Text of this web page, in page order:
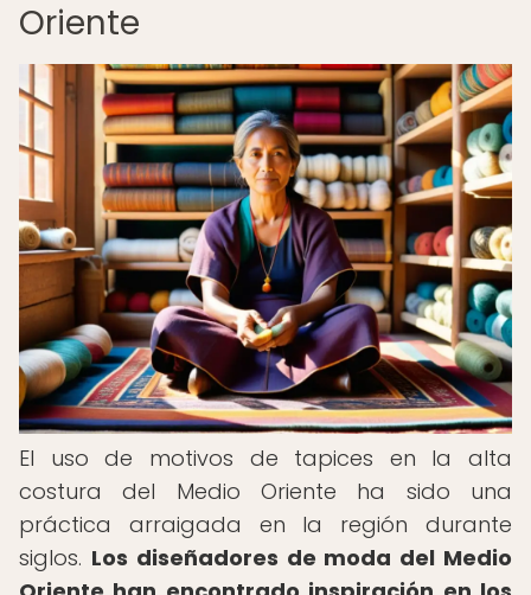
Oriente
El uso de motivos de tapices en la alta
costura del Medio Oriente ha sido una
práctica arraigada en la región durante
siglos. Los diseñadores de moda del Medio